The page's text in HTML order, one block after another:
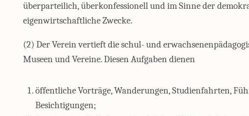
überparteilich, überkonfessionell und im Sinne der
eigenwirtschaftliche Zwecke.
(2) Der Verein vertieft die schul- und
Museen und Vereine. Diesen Aufgaben dienen
öffentliche Vorträge, Wanderungen, Studienfahrten,
Besichtigungen;